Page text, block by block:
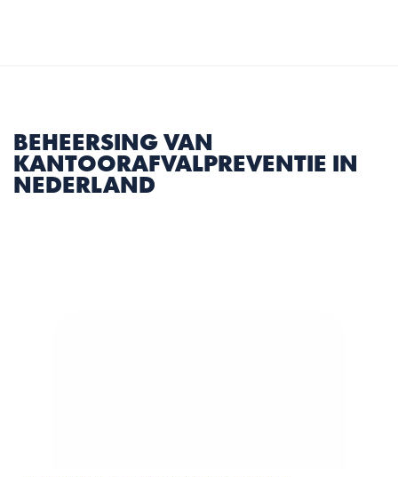
BEHEERSING VAN
KANTOORAFVALPREVENTIE IN
NEDERLAND